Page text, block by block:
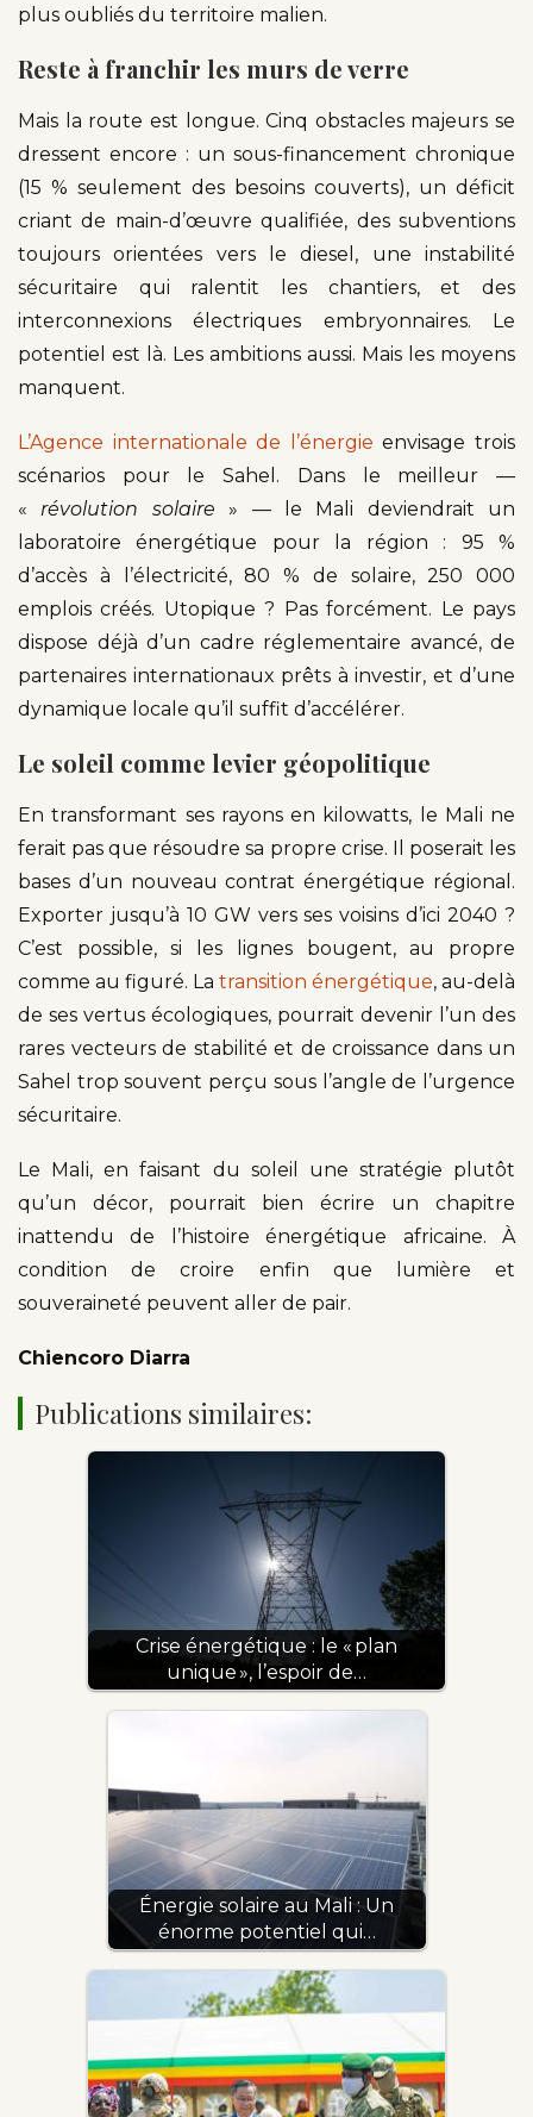
plus oubliés du territoire malien.
Reste à franchir les murs de verre
Mais la route est longue. Cinq obstacles majeurs se
dressent encore : un sous-financement chronique
(15 % seulement des besoins couverts), un déficit
criant de main-d’œuvre qualifiée, des subventions
toujours orientées vers le diesel, une instabilité
sécuritaire qui ralentit les chantiers, et des
interconnexions électriques embryonnaires. Le
potentiel est là. Les ambitions aussi. Mais les moyens
manquent.
L’Agence internationale de l’énergie envisage trois
scénarios pour le Sahel. Dans le meilleur —
« révolution solaire » — le Mali deviendrait un
laboratoire énergétique pour la région : 95 %
d’accès à l’électricité, 80 % de solaire, 250 000
emplois créés. Utopique ? Pas forcément. Le pays
dispose déjà d’un cadre réglementaire avancé, de
partenaires internationaux prêts à investir, et d’une
dynamique locale qu’il suffit d’accélérer.
Le soleil comme levier géopolitique
En transformant ses rayons en kilowatts, le Mali ne
ferait pas que résoudre sa propre crise. Il poserait les
bases d’un nouveau contrat énergétique régional.
Exporter jusqu’à 10 GW vers ses voisins d’ici 2040 ?
C’est possible, si les lignes bougent, au propre
comme au figuré. La transition énergétique, au-delà
de ses vertus écologiques, pourrait devenir l’un des
rares vecteurs de stabilité et de croissance dans un
Sahel trop souvent perçu sous l’angle de l’urgence
sécuritaire.
Le Mali, en faisant du soleil une stratégie plutôt
qu’un décor, pourrait bien écrire un chapitre
inattendu de l’histoire énergétique africaine. À
condition de croire enfin que lumière et
souveraineté peuvent aller de pair.
Chiencoro Diarra
Publications similaires:
Crise énergétique : le « plan
unique », l’espoir de…
Énergie solaire au Mali : Un
énorme potentiel qui…